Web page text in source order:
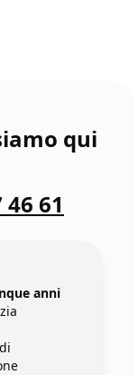
qui
61
anni